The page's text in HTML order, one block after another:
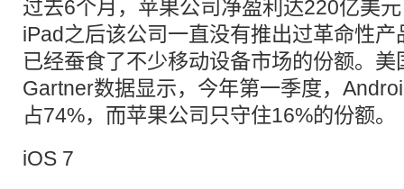
过去6个月，苹果公司净盈利达220亿美
iPad之后该公司一直没有推出过革命性
已经蚕食了不少移动设备市场的份额。美
Gartner数据显示，今年第一季度，
占74%，而苹果公司只守住16%的份额。
iOS 7